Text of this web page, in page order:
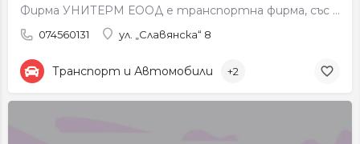
Фирма УНИТЕРМ ЕООД е транспортна фирма, със седалище град Петрич. Фирмата се занимава с международен…
074560131 ул. „Славянска“ 8
Транспорт и Автомобили +2